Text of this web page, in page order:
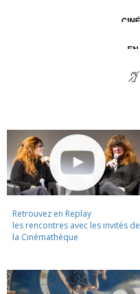
Retrouvez en Replay
les rencontres avec les invités de
la Cinémathèque